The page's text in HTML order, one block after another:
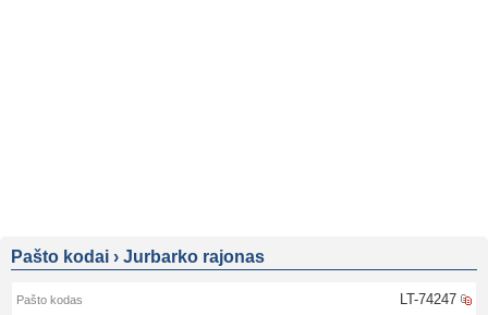
Pašto kodai › Jurbarko rajonas
LT-74247